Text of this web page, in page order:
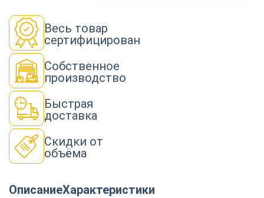
Весь товар
сертифицирован
Собственное
производство
Быстрая
доставка
Скидки от
объёма
ОписаниеХарактеристики